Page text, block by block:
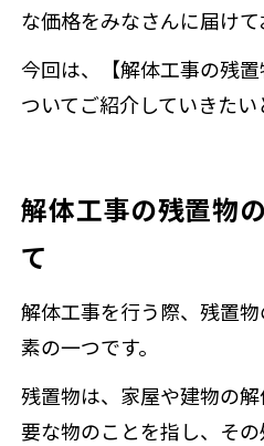
な価格をみなさんに届けて
今回は、
【解体工事の残
ついてご紹介していきたい
解体工事の残置物
て
解体工事を行う際、残置
素の一つです。
残置物は、家屋や建物の
要な物のことを指し、そ